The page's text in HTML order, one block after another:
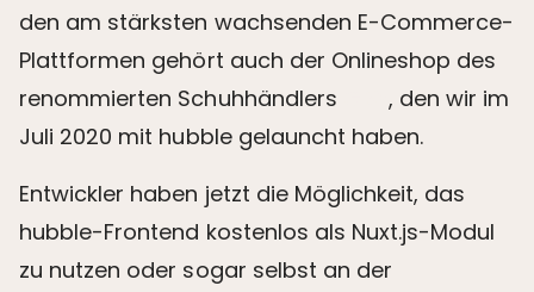
den am stärksten wachsenden E-Commerce-
Plattformen gehört auch der Onlineshop des
renommierten Schuhhändlers
, den wir im
Juli 2020 mit hubble gelauncht haben.
Entwickler haben jetzt die Möglichkeit, das
hubble-Frontend kostenlos als Nuxt.js-Modul
zu nutzen oder sogar selbst an der